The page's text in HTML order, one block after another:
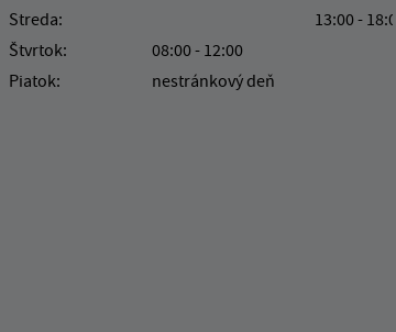
Streda:
13:00 - 18:00
Štvrtok:
08:00 - 12:00
Piatok:
nestránkový deň